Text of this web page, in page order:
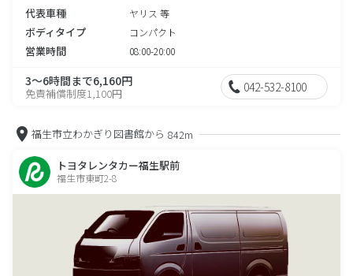
代表車種 ヤリス 等
ボディタイプ コンパクト
営業時間 08:00-20:00
3～6時間まで6,160円
免責補償制度1,100円 042-532-8100
福生市立わかぎり図書館から 842m
トヨタレンタカー福生駅前
福生市東町2-8